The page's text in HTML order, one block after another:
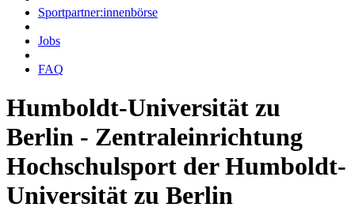
Sportpartner:innenbörse
Jobs
FAQ
Humboldt-Universität zu
Berlin - Zentraleinrichtung
Hochschulsport der Humboldt-
Universität zu Berlin